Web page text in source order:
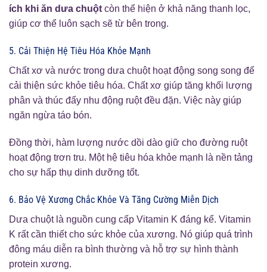
ích khi ăn dưa chuột còn thể hiện ở khả năng thanh lọc,
giúp cơ thể luôn sạch sẽ từ bên trong.
5. Cải Thiện Hệ Tiêu Hóa Khỏe Mạnh
Chất xơ và nước trong dưa chuột hoạt động song song để
cải thiện sức khỏe tiêu hóa. Chất xơ giúp tăng khối lượng
phân và thúc đẩy nhu động ruột đều đặn. Việc này giúp
ngăn ngừa táo bón.
Đồng thời, hàm lượng nước dồi dào giữ cho đường ruột
hoạt động trơn tru. Một hệ tiêu hóa khỏe mạnh là nền tảng
cho sự hấp thụ dinh dưỡng tốt.
6. Bảo Vệ Xương Chắc Khỏe Và Tăng Cường Miễn Dịch
Dưa chuột là nguồn cung cấp Vitamin K đáng kể. Vitamin
K rất cần thiết cho sức khỏe của xương. Nó giúp quá trình
đông máu diễn ra bình thường và hỗ trợ sự hình thành
protein xương.